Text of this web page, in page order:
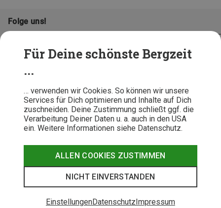
Für Deine schönste Bergzeit
...
… verwenden wir Cookies. So können wir unsere
Services für Dich optimieren und Inhalte auf Dich
zuschneiden. Deine Zustimmung schließt ggf. die
Verarbeitung Deiner Daten u. a. auch in den USA
ein. Weitere Informationen siehe Datenschutz.
ALLEN COOKIES ZUSTIMMEN
NICHT EINVERSTANDEN
EinstellungenDatenschutzImpressum
Folge uns!
© 2026 Bergzeit GmbH © Bergsport, Outdoor & Trekking Shop